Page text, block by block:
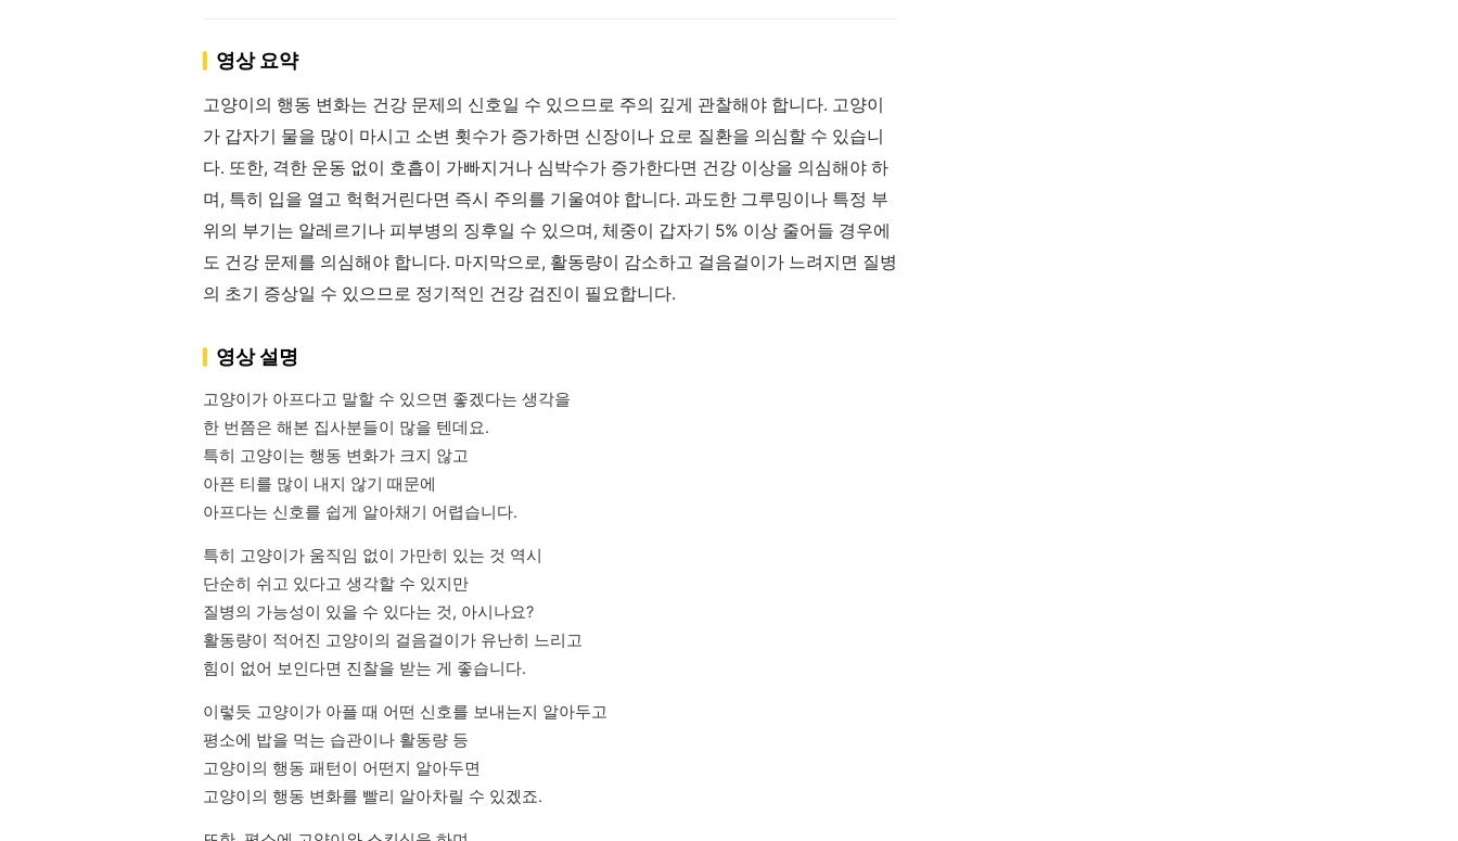
영상 요약
고양이의 행동 변화는 건강 문제의 신호일 수 있으므로 주의 깊게 관찰해야 합니다. 고양이
가 갑자기 물을 많이 마시고 소변 횟수가 증가하면 신장이나 요로 질환을 의심할 수 있습니
다. 또한, 격한 운동 없이 호흡이 가빠지거나 심박수가 증가한다면 건강 이상을 의심해야 하
며, 특히 입을 열고 헉헉거린다면 즉시 주의를 기울여야 합니다. 과도한 그루밍이나 특정 부
위의 부기는 알레르기나 피부병의 징후일 수 있으며, 체중이 갑자기 5% 이상 줄어들 경우에
도 건강 문제를 의심해야 합니다. 마지막으로, 활동량이 감소하고 걸음걸이가 느려지면 질병
의 초기 증상일 수 있으므로 정기적인 건강 검진이 필요합니다.
영상 설명
고양이가 아프다고 말할 수 있으면 좋겠다는 생각을
한 번쯤은 해본 집사분들이 많을 텐데요.
특히 고양이는 행동 변화가 크지 않고
아픈 티를 많이 내지 않기 때문에
아프다는 신호를 쉽게 알아채기 어렵습니다.
특히 고양이가 움직임 없이 가만히 있는 것 역시
단순히 쉬고 있다고 생각할 수 있지만
질병의 가능성이 있을 수 있다는 것, 아시나요?
활동량이 적어진 고양이의 걸음걸이가 유난히 느리고
힘이 없어 보인다면 진찰을 받는 게 좋습니다.
이렇듯 고양이가 아플 때 어떤 신호를 보내는지 알아두고
평소에 밥을 먹는 습관이나 활동량 등
고양이의 행동 패턴이 어떤지 알아두면
고양이의 행동 변화를 빨리 알아차릴 수 있겠죠.